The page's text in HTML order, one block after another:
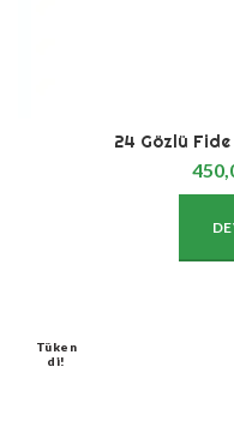
24 Gözlü
Tüken
Di!